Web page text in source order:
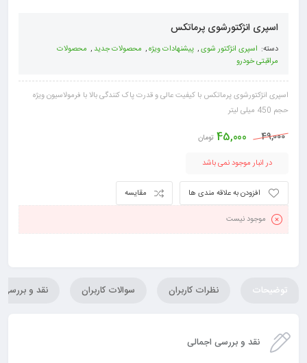
اسپری انژکتورشوی پرماتکس
دسته: اسپری انژکتور شوی, پیشنهادات ویژه, محصولات جدید , محصولات
مراقبتی خودرو
اسپری انژکتورشوی پرماتکس با کیفیت عالی و قدرت پاک کنندگی بالا با فرمولاسیون ویژه
حجم 450 میلی لیتر
49,000
45,000 تومان
در انبار موجود نمی باشد
مقایسه افزودن به علاقه مندی ها
موجود نیست
توضیحات نظرات کاربران سوالات کاربران نقد و بررسی
نقد و بررسی اجمالی